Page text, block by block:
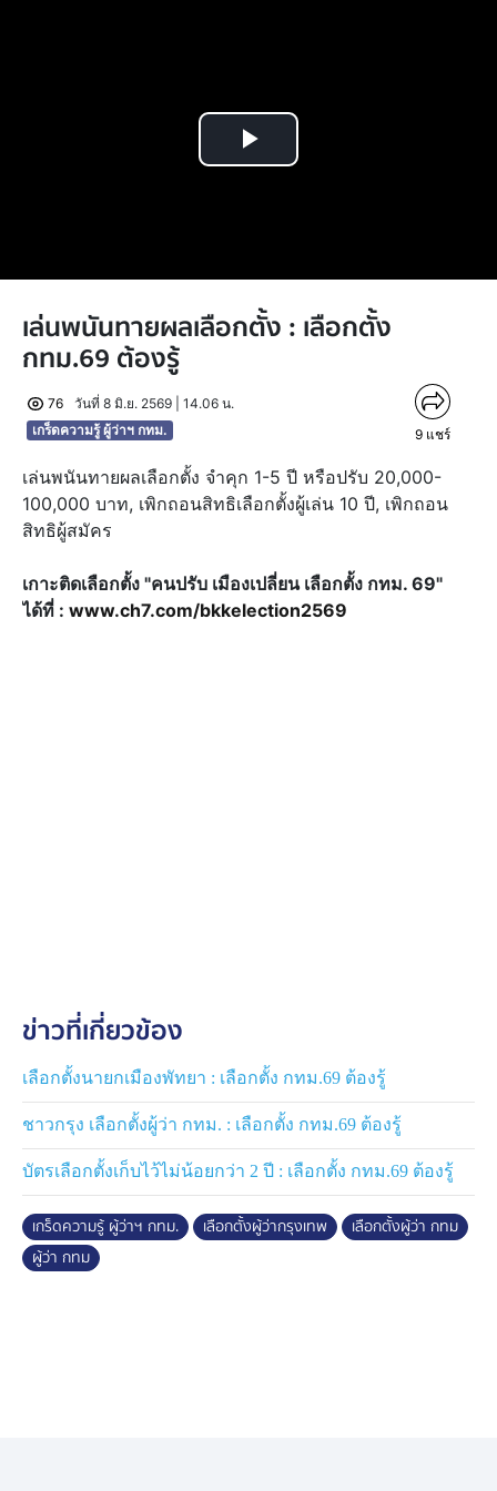
Play
เล่นพนันทายผลเลือกตั้ง : เลือกตั้ง
กทม.69 ต้องรู้
76
วันที่ 8 มิ.ย. 2569 | 14.06 น.
เกร็ดความรู้ ผู้ว่าฯ กทม.
9 แชร์
เล่นพนันทายผลเลือกตั้ง จำคุก 1-5 ปี หรือปรับ 20,000-
100,000 บาท, เพิกถอนสิทธิเลือกตั้งผู้เล่น 10 ปี, เพิกถอน
สิทธิผู้สมัคร
เกาะติดเลือกตั้ง "คนปรับ เมืองเปลี่ยน เลือกตั้ง กทม. 69"
ได้ที่ : www.ch7.com/bkkelection2569
ข่าวที่เกี่ยวข้อง
เลือกตั้งนายกเมืองพัทยา : เลือกตั้ง กทม.69 ต้องรู้
ชาวกรุง เลือกตั้งผู้ว่า กทม. : เลือกตั้ง กทม.69 ต้องรู้
บัตรเลือกตั้งเก็บไว้ไม่น้อยกว่า 2 ปี : เลือกตั้ง กทม.69 ต้องรู้
เกร็ดความรู้ ผู้ว่าฯ กทม. เลือกตั้งผู้ว่ากรุงเทพ
เลือกตั้งผู้ว่า กทม
ผู้ว่า กทม